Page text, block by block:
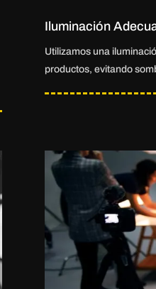
Iluminación
Utilizamos una
productos, evitando